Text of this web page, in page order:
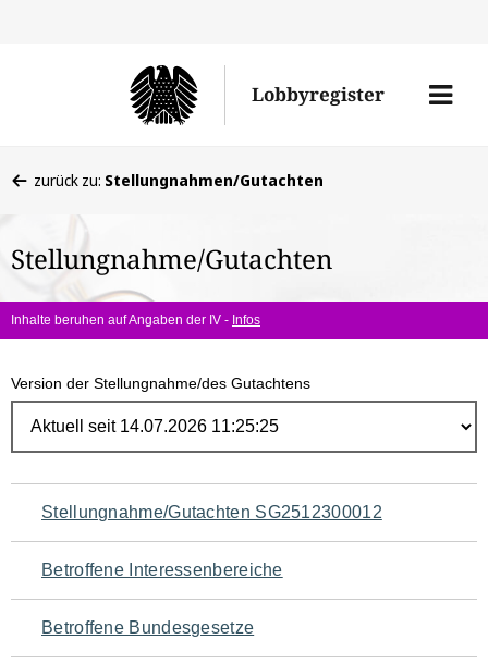
Lobbyregister
Menü
befinden
hier:
zurück zu: Stellungnahmen/Gutachten
Stellungnahme/Gutachten
Inhalte beruhen auf Angaben der IV - Infos
Version der Stellungnahme/des Gutachtens
Navigation
für
den
Seiteninhalt
Stellungnahme/Gutachten SG2512300012
Betroffene Interessenbereiche
Betroffene Bundesgesetze